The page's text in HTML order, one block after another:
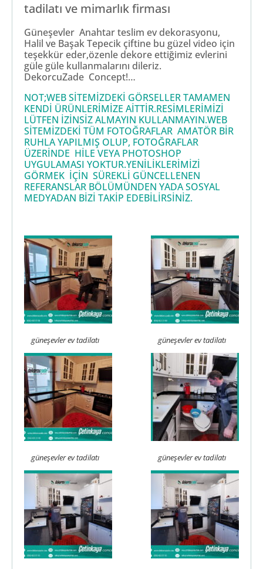
tadilatı ve mimarlık firması
Güneşevler Anahtar teslim ev dekorasyonu,
Halil ve Başak Tepecik çiftine bu güzel video için
teşekkür eder,özenle dekore ettiğimiz evlerini
güle güle kullanmalarını dileriz.
DekorcuZade Concept!…
NOT;WEB SİTEMİZDEKİ GÖRSELLER TAMAMEN
KENDİ ÜRÜNLERİMİZE AİTTİR.RESİMLERİMİZİ
LÜTFEN İZİNSİZ ALMAYIN KULLANMAYIN.WEB
SİTEMİZDEKİ TÜM FOTOĞRAFLAR AMATÖR BİR
RUHLA YAPILMIŞ OLUP, FOTOĞRAFLAR
ÜZERİNDE HİLE VEYA PHOTOSHOP
UYGULAMASI YOKTUR.YENİLİKLERİMİZİ
GÖRMEK İÇİN SÜREKLİ GÜNCELLENEN
REFERANSLAR BÖLÜMÜNDEN YADA SOSYAL
MEDYADAN BİZİ TAKİP EDEBİLİRSİNİZ.
güneşevler ev tadilatı güneşevler ev tadilatı
güneşevler ev tadilatı güneşevler ev tadilatı